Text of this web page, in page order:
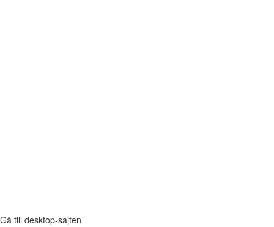
Gå till desktop-sajten